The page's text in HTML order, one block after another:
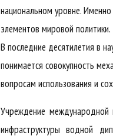
национальном уровне.
элементов мировой политики.
В последние десятилетия в
понимается совокупность
вопросам использования и
Учреждение международной
инфраструктуры водной